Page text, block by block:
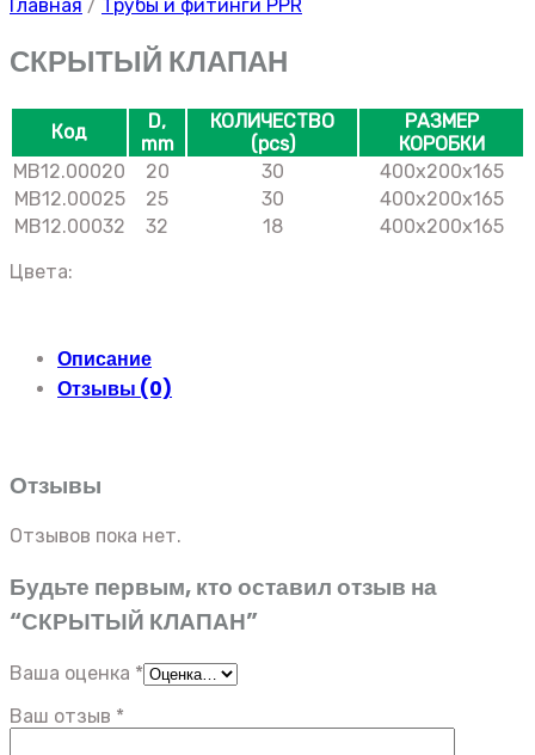
Главная / Трубы и фитинги PPR
СКРЫТЫЙ КЛАПАН
Код
D,
mm
КОЛИЧЕСТВО
(pcs)
РАЗМЕР
КОРОБКИ
MB12.00020
20 30
400x200x165
MB12.00025
25 30
400x200x165
MB12.00032
32 18
400x200x165
Цвета:
Описание
Отзывы (0)
Отзывы
Отзывов пока нет.
Будьте первым, кто оставил отзыв на
“СКРЫТЫЙ КЛАПАН”
Ваша оценка *
Ваш отзыв *